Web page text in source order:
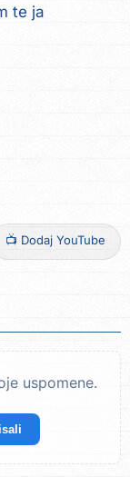
te ja
📺 Dodaj YouTube
uspomene.